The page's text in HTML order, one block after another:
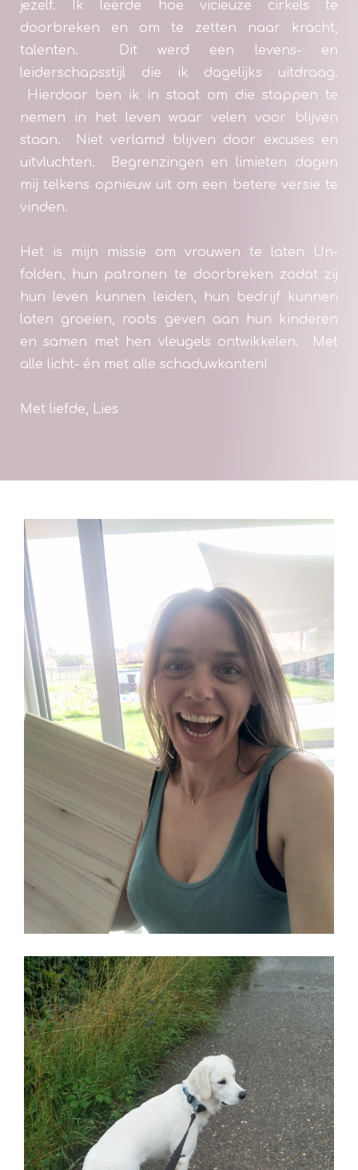
jezelf. Ik leerde hoe vicieuze cirkels te
doorbreken en om te zetten naar kracht,
talenten. Dit werd een levens- en
leiderschapsstijl die ik dagelijks uitdraag.
Hierdoor ben ik in staat om die stappen te
nemen in het leven waar velen voor blijven
staan. Niet verlamd blijven door excuses en
uitvluchten. Begrenzingen en limieten dagen
mij telkens opnieuw uit om een betere versie te
vinden.
Het is mijn missie om vrouwen te laten Un-
folden, hun patronen te doorbreken zodat zij
hun leven kunnen leiden, hun bedrijf kunnen
laten groeien, roots geven aan hun kinderen
en samen met hen vleugels ontwikkelen. Met
alle licht- én met alle schaduwkanten!
Met liefde, Lies